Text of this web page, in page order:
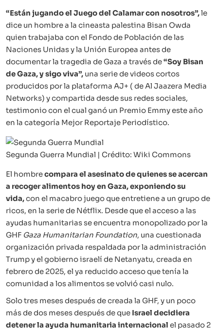
“Están jugando el Juego del Calamar con nosotros”,le
dice un hombre a la cineasta palestina Bisan Owda
quien trabajaba con el Fondo de Población de las
Naciones Unidas y la Unión Europea antes de
documentar la tragedia de Gaza a través de“Soy Bisan
de Gaza, y sigo viva”, una serie de videos cortos
producidos por la plataforma AJ+ ( de Al Jaazera Media
Networks) y compartida desde sus redes sociales,
testimonio con el cual ganó un Premio Emmy este año
en la categoría Mejor Reportaje Periodístico.
Segunda Guerra Mundial | Crédito: Wiki Commons
El hombrecompara el asesinato de quienes se acercan
a recoger alimentos hoy en Gaza, exponiendo su
vida,con el macabro juego que entretiene a un grupo de
ricos, en la serie de Nétflix. Desde que el acceso a las
ayudas humanitarias se encuentra monopolizado por la
GHF Gaza Humanitarian Foundation, una cuestionada
organización privada respaldada por la administración
Trump y el gobierno israelí de Netanyatu, creada en
febrero de 2025, el ya reducido acceso que tenía la
comunidad a los alimentos se volvió casi nulo.
Solo tres meses después de creada la GHF, y un poco
más de dos meses después de que Israel decidiera
detener la ayuda humanitaria internacional el pasado 2